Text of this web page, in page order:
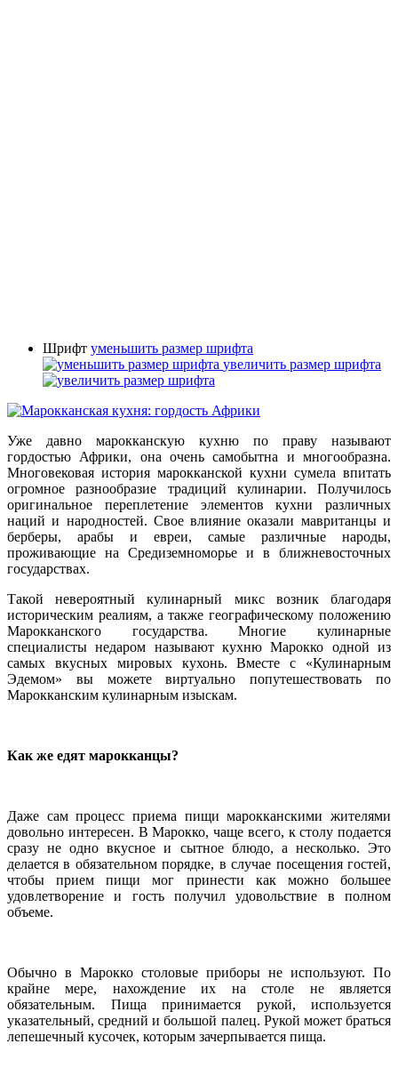
Шрифт уменьшить размер шрифта
увеличить размер шрифта
Уже давно марокканскую кухню по праву называют
гордостью Африки, она очень самобытна и многообразна.
Многовековая история марокканской кухни сумела впитать
огромное разнообразие традиций кулинарии. Получилось
оригинальное переплетение элементов кухни различных
наций и народностей. Свое влияние оказали мавританцы и
берберы, арабы и евреи, самые различные народы,
проживающие на Средиземноморье и в ближневосточных
государствах.
Такой невероятный кулинарный микс возник благодаря
историческим реалиям, а также географическому положению
Марокканского государства. Многие кулинарные
специалисты недаром называют кухню Марокко одной из
самых вкусных мировых кухонь. Вместе с «Кулинарным
Эдемом» вы можете виртуально попутешествовать по
Марокканским кулинарным изыскам.
Как же едят марокканцы?
Даже сам процесс приема пищи марокканскими жителями
довольно интересен. В Марокко, чаще всего, к столу подается
сразу не одно вкусное и сытное блюдо, а несколько. Это
делается в обязательном порядке, в случае посещения гостей,
чтобы прием пищи мог принести как можно большее
удовлетворение и гость получил удовольствие в полном
объеме.
Обычно в Марокко столовые приборы не используют. По
крайне мере, нахождение их на столе не является
обязательным. Пища принимается рукой, используется
указательный, средний и большой палец. Рукой может браться
лепешечный кусочек, которым зачерпывается пища.